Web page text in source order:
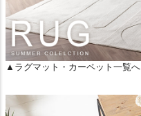
▲ラグマット・カーペット一覧へ